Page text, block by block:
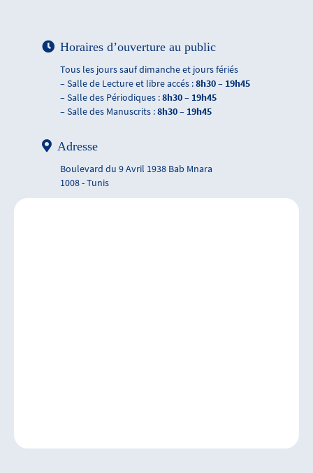
Horaires d’ouverture au public
Tous les jours sauf dimanche et jours fériés
– Salle de Lecture et libre accés :8h30 – 19h45
– Salle des Périodiques :8h30 – 19h45
– Salle des Manuscrits :8h30 – 19h45
Adresse
Boulevard du 9 Avril 1938 Bab Mnara
1008 - Tunis